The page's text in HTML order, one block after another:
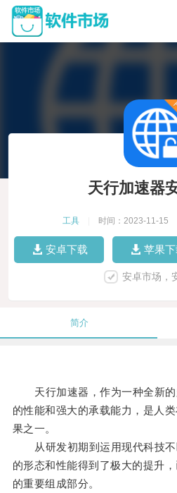
天行加速器
工具 时间：2023-11-15
安卓下载 苹果
安卓市场，
简介
天行加速器，作为一种全新的
的性能和强大的承载能力，是人
果之一。
从研发初期到运用现代科技不
的形态和性能得到了极大的提升
的重要组成部分。